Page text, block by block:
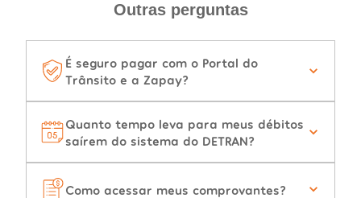
Outras perguntas
É seguro pagar com o Portal do
Trânsito e a Zapay?
Quanto tempo leva para meus débitos
saírem do sistema do DETRAN?
Como acessar meus comprovantes?